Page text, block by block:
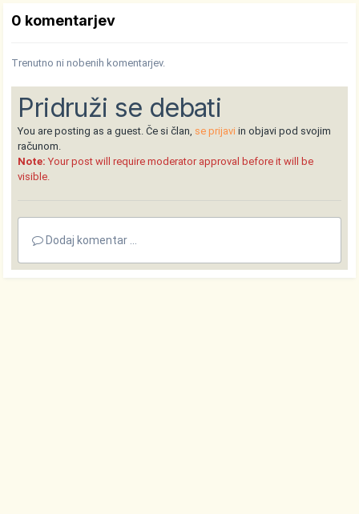
0 komentarjev
Trenutno ni nobenih komentarjev.
Pridruži se debati
You are posting as a guest. Če si član, se prijavi in objavi pod svojim
računom.
Note: Your post will require moderator approval before it will be
visible.
Dodaj komentar ...